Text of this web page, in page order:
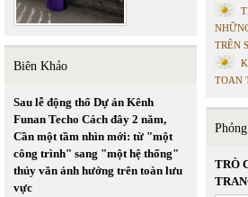
Biên Khảo
Sau lễ động thổ Dự án Kênh
Funan Techo Cách đây 2 năm,
Cần một tầm nhìn mới: từ "một
công trình" sang "một hệ thống"
thủy văn ảnh hưởng trên toàn lưu
vực
TRÊN
TOAN
TRÒ